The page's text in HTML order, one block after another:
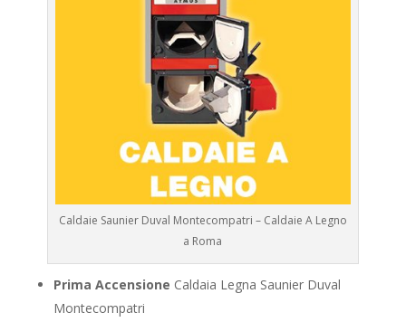
Caldaie Saunier Duval Montecompatri – Caldaie A Legno
a Roma
Prima Accensione Caldaia Legna Saunier Duval
Montecompatri